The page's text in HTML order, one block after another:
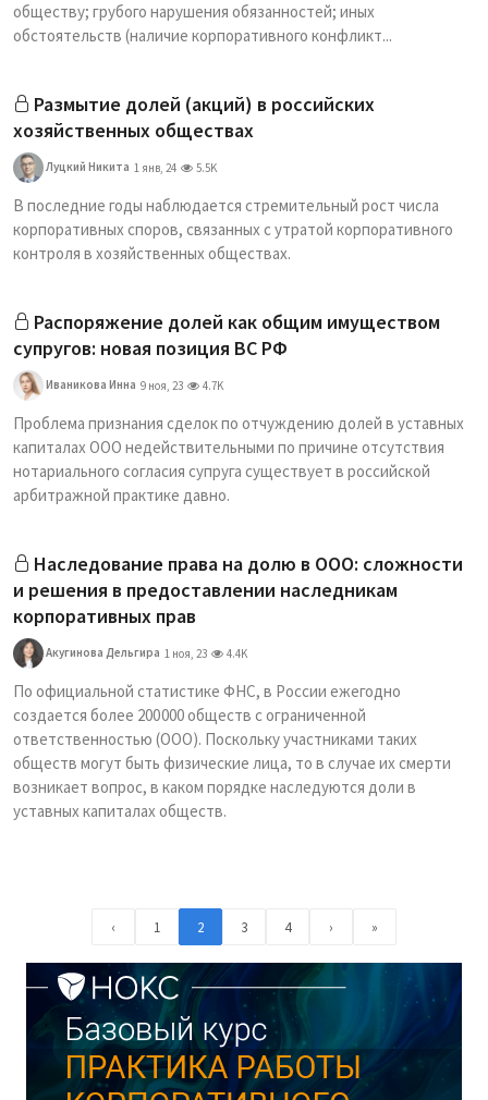
обществу; грубого нарушения обязанностей; иных
обстоятельств (наличие корпоративного конфликт...
Размытие долей (акций) в российских
хозяйственных обществах
Луцкий Никита 1 янв, 24 5.5K
В последние годы наблюдается стремительный рост числа
корпоративных споров, связанных с утратой корпоративного
контроля в хозяйственных обществах.
Распоряжение долей как общим имуществом
супругов: новая позиция ВС РФ
Иваникова Инна 9 ноя, 23 4.7K
Проблема признания сделок по отчуждению долей в уставных
капиталах ООО недействительными по причине отсутствия
нотариального согласия супруга существует в российской
арбитражной практике давно.
Наследование права на долю в ООО: сложности
и решения в предоставлении наследникам
корпоративных прав
Акугинова Дельгира 1 ноя, 23 4.4K
По официальной статистике ФНС, в России ежегодно
создается более 200 000 обществ с ограниченной
ответственностью (ООО). Поскольку участниками таких
обществ могут быть физические лица, то в случае их смерти
возникает вопрос, в каком порядке наследуются доли в
уставных капиталах обществ.
‹ 1 2 3 4 › »